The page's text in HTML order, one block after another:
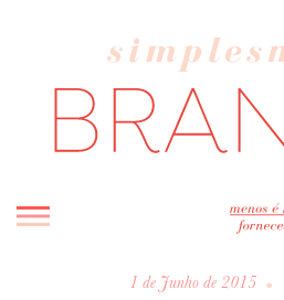
INICIO
1 de Junho de 2015 •